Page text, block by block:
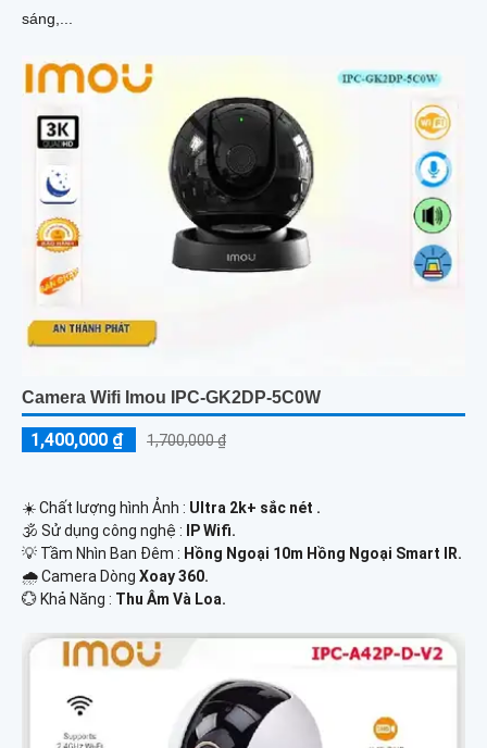
sáng,...
Camera Wifi Imou IPC-GK2DP-5C0W
1,400,000 ₫ 1,700,000 ₫
☀️ Chất lượng hình Ảnh : Ultra 2k+ sắc nét .
🕉️ Sử dụng công nghệ :
IP Wifi.
💡 Tầm Nhìn Ban Đêm : Hồng Ngoại 10m Hồng Ngoại Smart IR.
🌧️ Camera Dòng Xoay 360.
️💮 Khả Năng : Thu Âm Và Loa.